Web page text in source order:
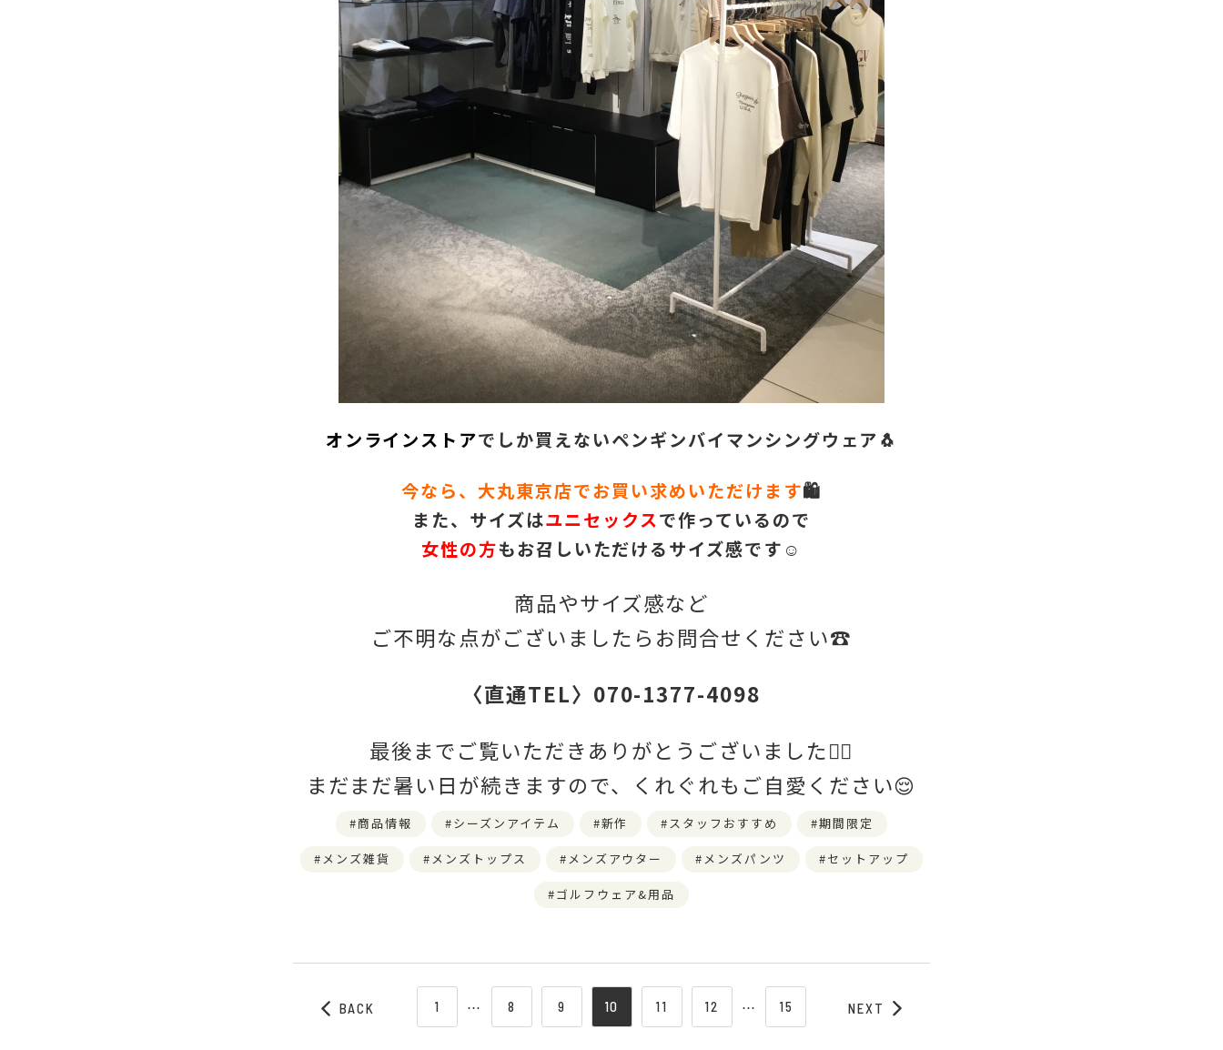
オンラインストアでしか買えないペンギンバイマンシングウェア🐧
今なら、大丸東京店でお買い求めいただけます🛍️
また、サイズはユニセックスで作っているので
女性の方もお召しいただけるサイズ感です☺️
商品やサイズ感など
ご不明な点がございましたらお問合せください☎️
〈直通TEL〉070-1377-4098
最後までご覧いただきありがとうございました🙇‍♀️
まだまだ暑い日が続きますので、くれぐれもご自愛ください😌
商品情報 シーズンアイテム 新作 スタッフおすすめ 期間限定
メンズ雑貨 メンズトップス メンズアウター メンズパンツ セットアップ
ゴルフウェア&用品
BACK 1 ⋯ 8 9 10 11 12 ⋯ 15 NEXT